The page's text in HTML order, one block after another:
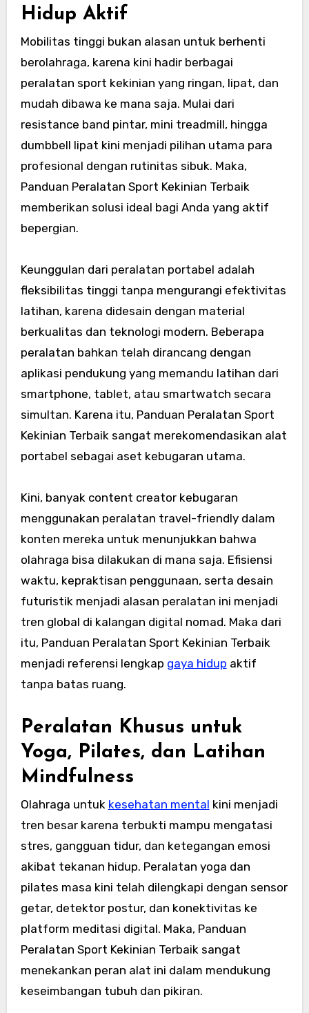
Hidup Aktif
Mobilitas tinggi bukan alasan untuk berhenti
berolahraga, karena kini hadir berbagai
peralatan sport kekinian yang ringan, lipat, dan
mudah dibawa ke mana saja. Mulai dari
resistance band pintar, mini treadmill, hingga
dumbbell lipat kini menjadi pilihan utama para
profesional dengan rutinitas sibuk. Maka,
Panduan Peralatan Sport Kekinian Terbaik
memberikan solusi ideal bagi Anda yang aktif
bepergian.
Keunggulan dari peralatan portabel adalah
fleksibilitas tinggi tanpa mengurangi efektivitas
latihan, karena didesain dengan material
berkualitas dan teknologi modern. Beberapa
peralatan bahkan telah dirancang dengan
aplikasi pendukung yang memandu latihan dari
smartphone, tablet, atau smartwatch secara
simultan. Karena itu, Panduan Peralatan Sport
Kekinian Terbaik sangat merekomendasikan alat
portabel sebagai aset kebugaran utama.
Kini, banyak content creator kebugaran
menggunakan peralatan travel-friendly dalam
konten mereka untuk menunjukkan bahwa
olahraga bisa dilakukan di mana saja. Efisiensi
waktu, kepraktisan penggunaan, serta desain
futuristik menjadi alasan peralatan ini menjadi
tren global di kalangan digital nomad. Maka dari
itu, Panduan Peralatan Sport Kekinian Terbaik
menjadi referensi lengkap gaya hidup aktif
tanpa batas ruang.
Peralatan Khusus untuk
Yoga, Pilates, dan Latihan
Mindfulness
Olahraga untuk kesehatan mental kini menjadi
tren besar karena terbukti mampu mengatasi
stres, gangguan tidur, dan ketegangan emosi
akibat tekanan hidup. Peralatan yoga dan
pilates masa kini telah dilengkapi dengan sensor
getar, detektor postur, dan konektivitas ke
platform meditasi digital. Maka, Panduan
Peralatan Sport Kekinian Terbaik sangat
menekankan peran alat ini dalam mendukung
keseimbangan tubuh dan pikiran.